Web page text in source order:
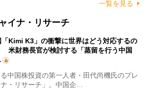
一覧を見る
イナ・リサーチ
「Kimi K3」の衝撃に世界はどう対応するの
米財務長官が検討する「蒸留を行う中国
中国株投資の第一人者・田代尚機氏のプレ
・リサーチ」。中国企…